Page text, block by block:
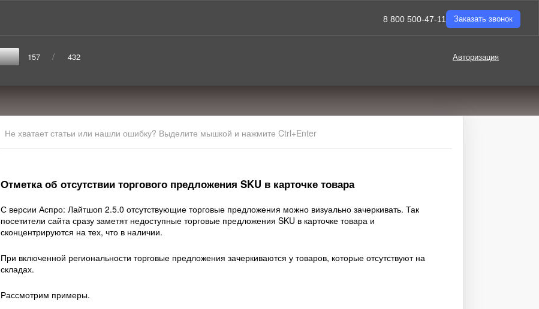
8 800 500-47-11 Заказать звонок
Авторизация
157 / 432
Не хватает статьи или нашли ошибку? Выделите мышкой и нажмите Ctrl+Enter
Отметка об отсутствии торгового предложения SKU в карточке товара
С версии Аспро: Лайтшоп 2.5.0 отсутствующие торговые предложения можно визуально зачеркивать. Так
посетители сайта сразу заметят недоступные торговые предложения SKU в карточке товара и
сконцентрируются на тех, что в наличии.
При включенной региональности торговые предложения зачеркиваются у товаров, которые отсутствуют на
складах.
Рассмотрим примеры.